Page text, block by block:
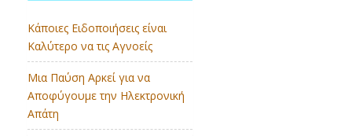
EUROPEAN MONEY QUIZ
2026
Την πρώτη θέση κέρδισαν οι Ελληνίδες
Κάποιες Ειδοποιήσεις είναι
Καλύτερο να τις Αγνοείς
Μια Παύση Αρκεί για να
Αποφύγουμε την Ηλεκτρονική
Απάτη